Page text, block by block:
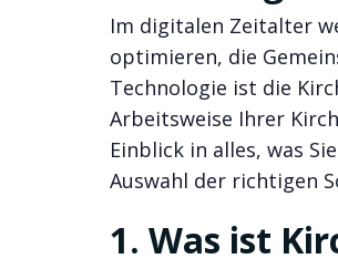
Im digitalen Zeitalter
optimieren, die
Technologie ist die
Arbeitsweise Ihrer
Einblick in alles, was
Auswahl der richtigen
1. Was ist